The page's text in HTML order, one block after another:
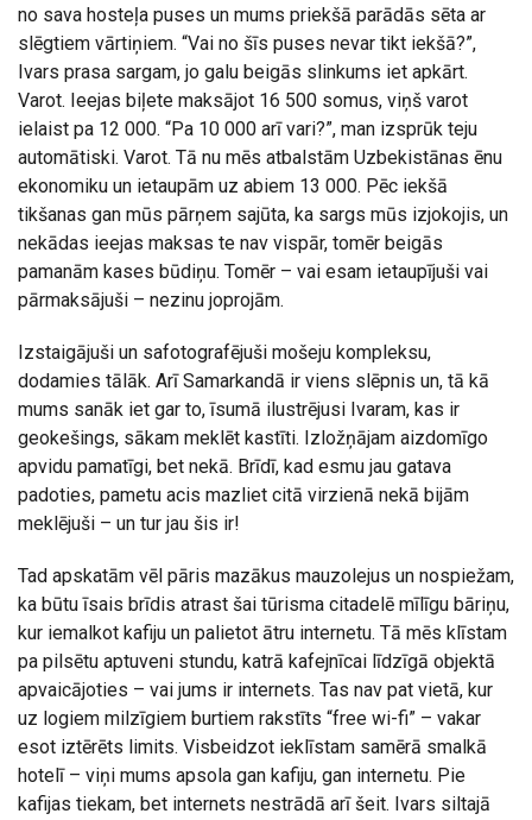
no sava hosteļa puses un mums priekšā parādās sēta ar
slēgtiem vārtiņiem. “Vai no šīs puses nevar tikt iekšā?”,
Ivars prasa sargam, jo galu beigās slinkums iet apkārt.
Varot. Ieejas biļete maksājot 16 500 somus, viņš varot
ielaist pa 12 000. “Pa 10 000 arī vari?”, man izsprūk teju
automātiski. Varot. Tā nu mēs atbalstām Uzbekistānas ēnu
ekonomiku un ietaupām uz abiem 13 000. Pēc iekšā
tikšanas gan mūs pārņem sajūta, ka sargs mūs izjokojis, un
nekādas ieejas maksas te nav vispār, tomēr beigās
pamanām kases būdiņu. Tomēr – vai esam ietaupījuši vai
pārmaksājuši – nezinu joprojām.
Izstaigājuši un safotografējuši mošeju kompleksu,
dodamies tālāk. Arī Samarkandā ir viens slēpnis un, tā kā
mums sanāk iet gar to, īsumā ilustrējusi Ivaram, kas ir
geokešings, sākam meklēt kastīti. Izložņājam aizdomīgo
apvidu pamatīgi, bet nekā. Brīdī, kad esmu jau gatava
padoties, pametu acis mazliet citā virzienā nekā bijām
meklējuši – un tur jau šis ir!
Tad apskatām vēl pāris mazākus mauzolejus un nospiežam,
ka būtu īsais brīdis atrast šai tūrisma citadelē mīlīgu bāriņu,
kur iemalkot kafiju un palietot ātru internetu. Tā mēs klīstam
pa pilsētu aptuveni stundu, katrā kafejnīcai līdzīgā objektā
apvaicājoties – vai jums ir internets. Tas nav pat vietā, kur
uz logiem milzīgiem burtiem rakstīts “free wi-fi” – vakar
esot iztērēts limits. Visbeidzot ieklīstam samērā smalkā
hotelī – viņi mums apsola gan kafiju, gan internetu. Pie
kafijas tiekam, bet internets nestrādā arī šeit. Ivars siltajā